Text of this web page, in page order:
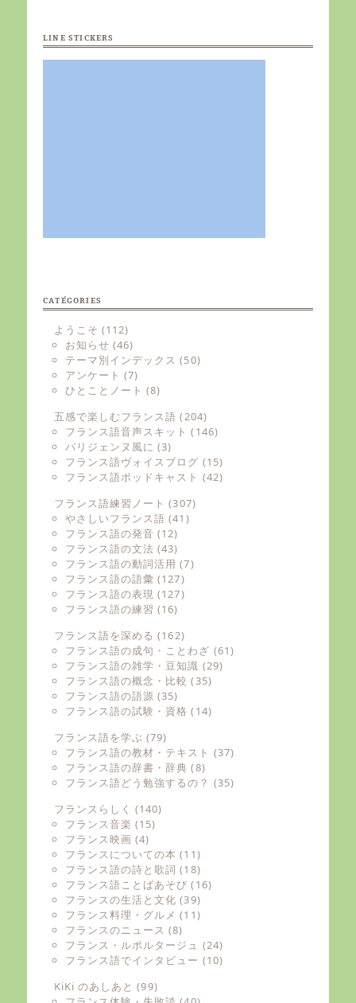
LINE STICKERS
CATÉGORIES
ようこそ (112)
お知らせ (46)
テーマ別インデックス (50)
アンケート (7)
ひとことノート (8)
五感で楽しむフランス語 (204)
フランス語音声スキット (146)
パリジェンヌ風に (3)
フランス語ヴォイスブログ (15)
フランス語ポッドキャスト (42)
フランス語練習ノート (307)
やさしいフランス語 (41)
フランス語の発音 (12)
フランス語の文法 (43)
フランス語の動詞活用 (7)
フランス語の語彙 (127)
フランス語の表現 (127)
フランス語の練習 (16)
フランス語を深める (162)
フランス語の成句・ことわざ (61)
フランス語の雑学・豆知識 (29)
フランス語の概念・比較 (35)
フランス語の語源 (35)
フランス語の試験・資格 (14)
フランス語を学ぶ (79)
フランス語の教材・テキスト (37)
フランス語の辞書・辞典 (8)
フランス語どう勉強するの？ (35)
フランスらしく (140)
フランス音楽 (15)
フランス映画 (4)
フランスについての本 (11)
フランス語の詩と歌詞 (18)
フランス語ことばあそび (16)
フランスの生活と文化 (39)
フランス料理・グルメ (11)
フランスのニュース (8)
フランス・ルポルタージュ (24)
フランス語でインタビュー (10)
KiKi のあしあと (99)